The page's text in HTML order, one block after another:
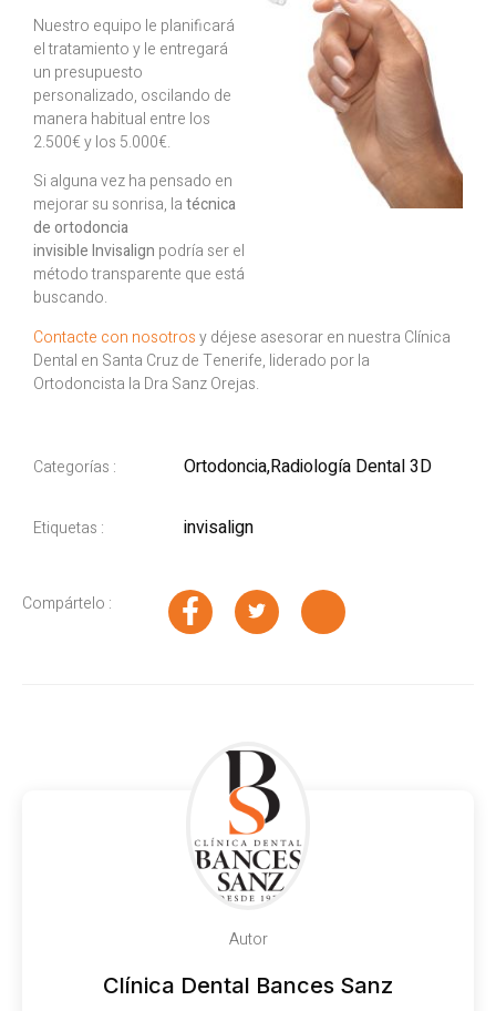
Nuestro equipo le planificará
el tratamiento y le entregará
un presupuesto
personalizado, oscilando de
manera habitual entre los
2.500€ y los 5.000€.
Si alguna vez ha pensado en
mejorar su sonrisa, latécnica
de ortodoncia
invisible Invisalign podría ser el
método transparente que está
buscando.
Contacte con nosotrosy déjese asesorar en nuestra Clínica
Dental en Santa Cruz de Tenerife, liderado por la
Ortodoncista la Dra Sanz Orejas.
Categorías : Ortodoncia,Radiología Dental 3D
Etiquetas : invisalign
Compártelo :
Autor
Clínica Dental Bances Sanz